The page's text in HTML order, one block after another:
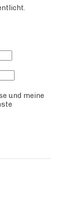
und meine